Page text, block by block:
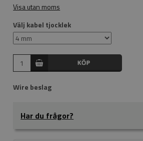
Visa utan moms
Välj kabel tjocklek
Wire beslag
Har du frågor?